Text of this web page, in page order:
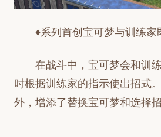
♦系列首创宝可梦与训练家
在战斗中，宝可梦会和训
时根据训练家的指示使出招式
外，增添了替换宝可梦和选择